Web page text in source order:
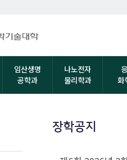
임산생명
공학과
나노전자
물리학과
화
장학공지